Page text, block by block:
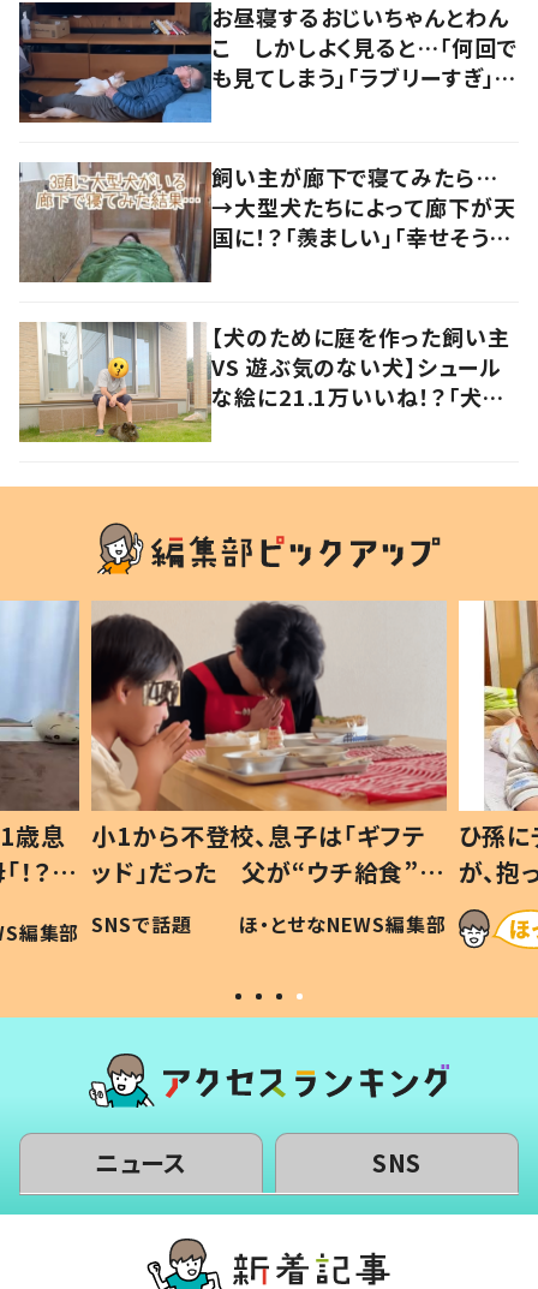
お昼寝するおじいちゃんとわん
こ しかしよく見ると…「何回で
も見てしまう」「ラブリーすぎ」の
飼い主が廊下で寝てみたら…
→大型犬たちによって廊下が天
国に！？「羨ましい」「幸せそう」
【犬のために庭を作った飼い主
VS 遊ぶ気のない犬】シュール
な絵に21.1万いいね！？「犬の
歳息
？」
編集部
小1から不登校、息子は「ギフテ
ッド」だった 父が“ウチ給食”を
作り続ける理由とは #令和の親
#令和の子
SNSで話題 ほ・とせなNEWS編集部
ひ孫
が、
「涙が
い」
ニュース SNS